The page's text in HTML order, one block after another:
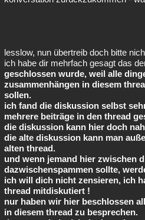
lesslow, nun übertreib doch bitte
ich habe dir mehrfach gesagt das
geschlossen wurde, weil alle
zusammenhängen in diesem
sollen.
ich fand die diskussion selbst
mehrere beiträge in den thread
die diskussion kann hier doch
die alte diskussion kann man
alten thread.
und wenn jemand hier zwischen
dazwischenspammen sollte,
ich will dich nicht zensieren, ich
thread mitdiskutiert !
nur haben wir hier beschlossen
in diesem thread zu besprechen.